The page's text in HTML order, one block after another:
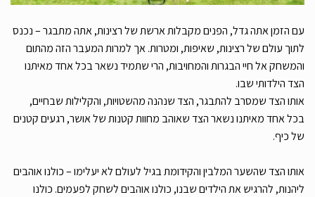
עם הזמן אתה גדל, הפנים מקבלות ארשת של רצינות, אתה מתבגר – נכנס
לתוך עולם של רצינות, שאיפות, ומטרות. אך למרות המעבר הזה מהתום
והמשחק אל חיי הבגרות והמחויבות, הרי שתמיד נשאר בכל אחד מאיתנו
הצד הילדותי שבו.
אותו הצד שמסרב להתבגר, הצד שנהנה מהשטויות, והקלילות שבחיים,
בכל אחד מאיתנו נשאר הצד שאוהב מחוות קטנות של אושר, רגעים קטנים
של כיף.
אותו הצד שהשער המלבין והקידומת בגיל לעולם לא יעלימו – כולנו אוהבים
ליהנות, להרגיש את הילדים שבנו, כולנו אוהבים לשחק לפעמים. כולנו